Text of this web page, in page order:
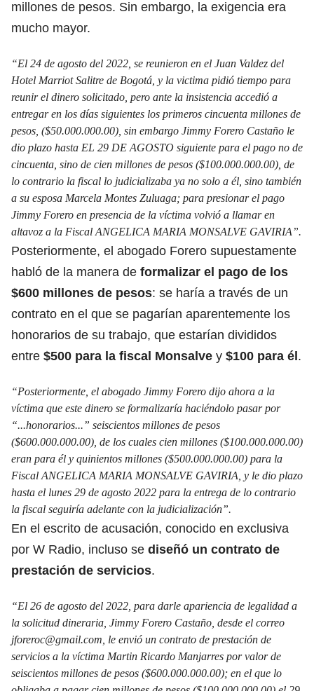
millones de pesos. Sin embargo, la exigencia era
mucho mayor.
“El 24 de agosto del 2022, se reunieron en el Juan Valdez del
Hotel Marriot Salitre de Bogotá, y la victima pidió tiempo para
reunir el dinero solicitado, pero ante la insistencia accedió a
entregar en los días siguientes los primeros cincuenta millones de
pesos, ($50.000.000.00), sin embargo Jimmy Forero Castaño le
dio plazo hasta EL 29 DE AGOSTO siguiente para el pago no de
cincuenta, sino de cien millones de pesos ($100.000.000.00), de
lo contrario la fiscal lo judicializaba ya no solo a él, sino también
a su esposa Marcela Montes Zuluaga; para presionar el pago
Jimmy Forero en presencia de la víctima volvió a llamar en
altavoz a la Fiscal ANGELICA MARIA MONSALVE GAVIRIA”.
Posteriormente, el abogado Forero supuestamente
habló de la manera de formalizar el pago de los
$600 millones de pesos: se haría a través de un
contrato en el que se pagarían aparentemente los
honorarios de su trabajo, que estarían divididos
entre $500 para la fiscal Monsalve y $100 para él.
“Posteriormente, el abogado Jimmy Forero dijo ahora a la
víctima que este dinero se formalizaría haciéndolo pasar por
“...honorarios...” seiscientos millones de pesos
($600.000.000.00), de los cuales cien millones ($100.000.000.00)
eran para él y quinientos millones ($500.000.000.00) para la
Fiscal ANGELICA MARIA MONSALVE GAVIRIA, y le dio plazo
hasta el lunes 29 de agosto 2022 para la entrega de lo contrario
la fiscal seguiría adelante con la judicialización”.
En el escrito de acusación, conocido en exclusiva
por W Radio, incluso se diseñó un contrato de
prestación de servicios.
“El 26 de agosto del 2022, para darle apariencia de legalidad a
la solicitud dineraria, Jimmy Forero Castaño, desde el correo
jforeroc@gmail.com, le envió un contrato de prestación de
servicios a la víctima Martin Ricardo Manjarres por valor de
seiscientos millones de pesos ($600.000.000.00); en el que lo